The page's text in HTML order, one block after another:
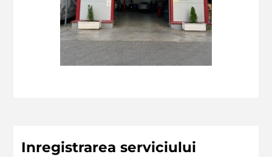
Inregistrarea serviciului